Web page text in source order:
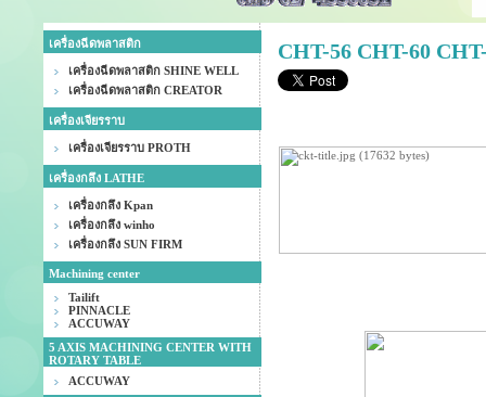
เครื่องฉีดพลาสติก
เครื่องฉีดพลาสติก SHINE WELL
เครื่องฉีดพลาสติก CREATOR
เครื่องเจียรราบ
เครื่องเจียรราบ PROTH
เครื่องกลึง LATHE
เครื่องกลึง Kpan
เครื่องกลึง winho
เครื่องกลึง SUN FIRM
Machining center
Tailift
PINNACLE
ACCUWAY
5 AXIS MACHINING CENTER WITH
ROTARY TABLE
ACCUWAY
CHT-56 CHT-60